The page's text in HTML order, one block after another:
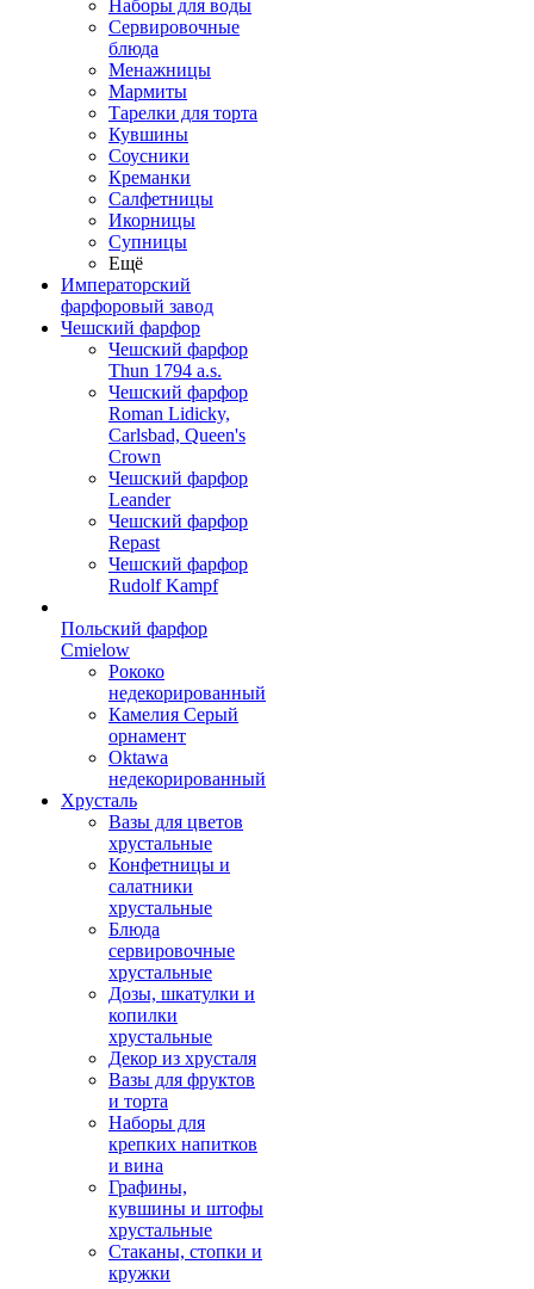
Наборы для воды
Сервировочные
блюда
Менажницы
Мармиты
Тарелки для торта
Кувшины
Соусники
Креманки
Салфетницы
Икорницы
Супницы
Ещё
Императорский
фарфоровый завод
Чешский фарфор
Чешский фарфор
Thun 1794 a.s.
Чешский фарфор
Roman Lidicky,
Carlsbad, Queen's
Crown
Чешский фарфор
Leander
Чешский фарфор
Repast
Чешский фарфор
Rudolf Kampf
Польский фарфор
Сmielow
Рококо
недекорированный
Камелия Серый
орнамент
Oktawa
недекорированный
Хрусталь
Вазы для цветов
хрустальные
Конфетницы и
салатники
хрустальные
Блюда
сервировочные
хрустальные
Дозы, шкатулки и
копилки
хрустальные
Декор из хрусталя
Вазы для фруктов
и торта
Наборы для
крепких напитков
и вина
Графины,
кувшины и штофы
хрустальные
Стаканы, стопки и
кружки